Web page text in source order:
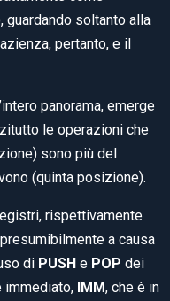
guardando soltanto alla
pertanto, e il
panorama, emerge
le operazioni che
sono più del
(quinta posizione).
rispettivamente
a causa
di PUSH e POP dei
immediato, IMM, che è in